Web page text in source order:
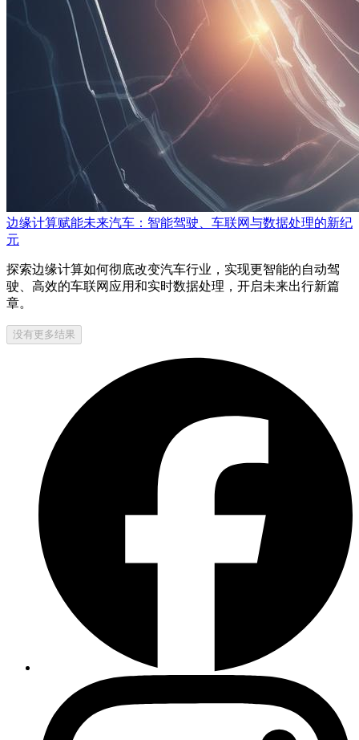
边缘计算赋能未来汽车：智能驾驶、车联网与数据处理的新纪
元
探索边缘计算如何彻底改变汽车行业，实现更智能的自动驾
驶、高效的车联网应用和实时数据处理，开启未来出行新篇
章。
没有更多结果